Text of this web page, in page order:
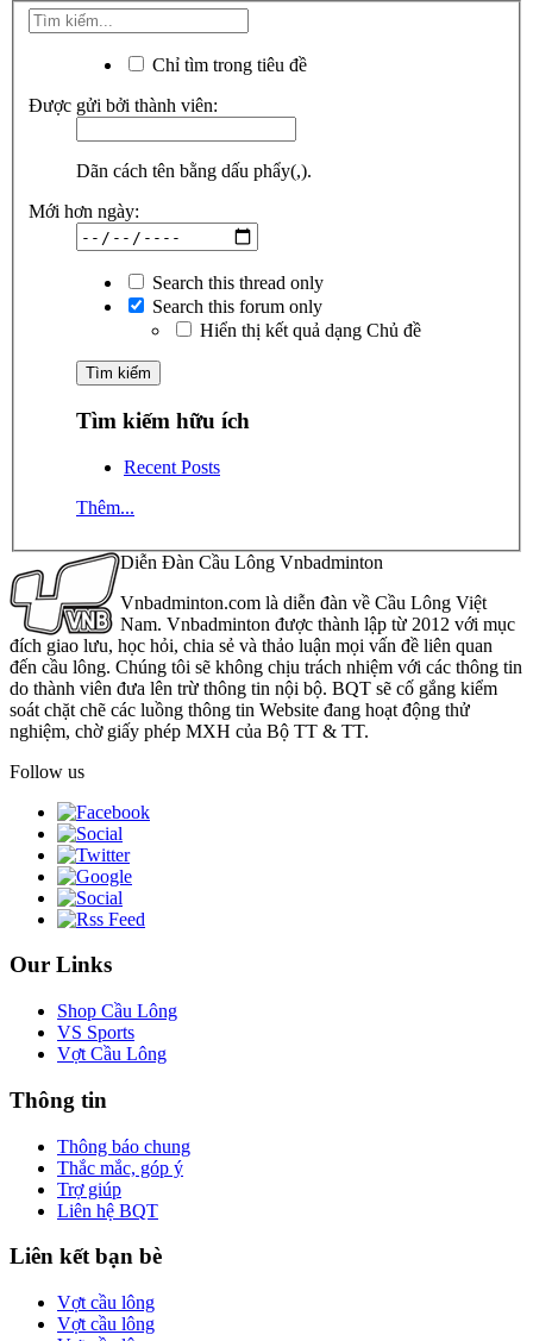
Chỉ tìm trong tiêu đề
Được gửi bởi thành viên:
Dãn cách tên bằng dấu phẩy(,).
Mới hơn ngày:
Search this thread only
Search this forum only
Hiển thị kết quả dạng Chủ đề
Tìm kiếm hữu ích
Recent Posts
Thêm...
Diễn Đàn Cầu Lông Vnbadminton
Vnbadminton.com là diễn đàn về Cầu Lông Việt
Nam. Vnbadminton được thành lập từ 2012 với mục
đích giao lưu, học hỏi, chia sẻ và thảo luận mọi vấn đề liên quan
đến cầu lông. Chúng tôi sẽ không chịu trách nhiệm với các thông tin
do thành viên đưa lên trừ thông tin nội bộ. BQT sẽ cố gắng kiểm
soát chặt chẽ các luồng thông tin Website đang hoạt động thử
nghiệm, chờ giấy phép MXH của Bộ TT & TT.
Follow us
Our Links
Shop Cầu Lông
VS Sports
Vợt Cầu Lông
Thông tin
Thông báo chung
Thắc mắc, góp ý
Trợ giúp
Liên hệ BQT
Liên kết bạn bè
Vợt cầu lông
Vợt cầu lông